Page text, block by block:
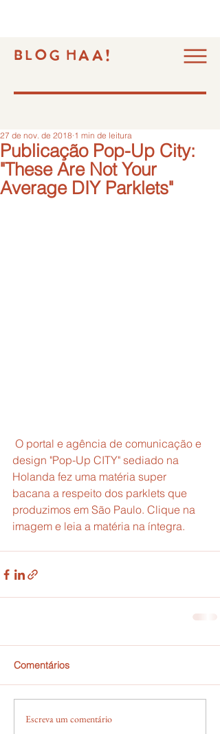
BLOG HAA!
Publicação Pop-Up City:
"These Are Not Your
Average DIY Parklets"
27 de nov. de 2018 1 min de leitura
design "Pop-Up CITY" sediado na
Holanda fez uma matéria super
bacana a respeito dos parklets que
produzimos em São Paulo. Clique na
imagem e leia a matéria na íntegra.
Comentários
Escreva um comentário